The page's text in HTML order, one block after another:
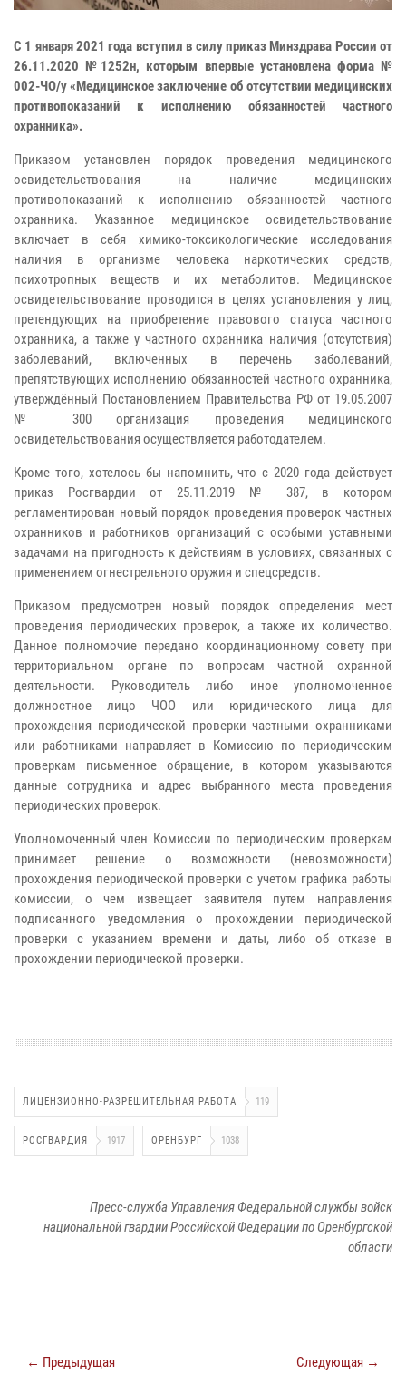
С 1 января 2021 года вступил в силу приказ Минздрава России от
26.11.2020 №1252н, которым впервые установлена форма №
002-ЧО/у «Медицинское заключение об отсутствии медицинских
противопоказаний к исполнению обязанностей частного
охранника».
Приказом установлен порядок проведения медицинского
освидетельствования на наличие медицинских
противопоказаний к исполнению обязанностей частного
охранника. Указанное медицинское освидетельствование
включает в себя химико-токсикологические исследования
наличия в организме человека наркотических средств,
психотропных веществ и их метаболитов. Медицинское
освидетельствование проводится в целях установления у лиц,
претендующих на приобретение правового статуса частного
охранника, а также у частного охранника наличия (отсутствия)
заболеваний, включенных в перечень заболеваний,
препятствующих исполнению обязанностей частного охранника,
утверждённый Постановлением Правительства РФ от 19.05.2007
№ 300 организация проведения медицинского
освидетельствования осуществляется работодателем.
Кроме того, хотелось бы напомнить, что с 2020 года действует
приказ Росгвардии от 25.11.2019 № 387, в котором
регламентирован новый порядок проведения проверок частных
охранников и работников организаций с особыми уставными
задачами на пригодность к действиям в условиях, связанных с
применением огнестрельного оружия и спецсредств.
Приказом предусмотрен новый порядок определения мест
проведения периодических проверок, а также их количество.
Данное полномочие передано координационному совету при
территориальном органе по вопросам частной охранной
деятельности. Руководитель либо иное уполномоченное
должностное лицо ЧОО или юридического лица для
прохождения периодической проверки частными охранниками
или работниками направляет в Комиссию по периодическим
проверкам письменное обращение, в котором указываются
данные сотрудника и адрес выбранного места проведения
периодических проверок.
Уполномоченный член Комиссии по периодическим проверкам
принимает решение о возможности (невозможности)
прохождения периодической проверки с учетом графика работы
комиссии, о чем извещает заявителя путем направления
подписанного уведомления о прохождении периодической
проверки с указанием времени и даты, либо об отказе в
прохождении периодической проверки.
ЛИЦЕНЗИОННО-РАЗРЕШИТЕЛЬНАЯ РАБОТА 119
РОСГВАРДИЯ 1917 ОРЕНБУРГ 1038
Пресс-служба Управления Федеральной службы войск
национальной гвардии Российской Федерации по Оренбургской
области
← Предыдущая Следующая →